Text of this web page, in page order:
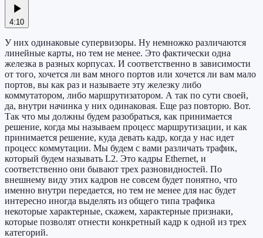
4:10
У них одинаковые супервизоры. Ну немножко различаются
линейные карты, но тем не менее. Это фактически одна
железка в разных корпусах. И соответственно в зависимости
от того, хочется ли вам много портов или хочется ли вам мало
портов, вы как раз и называете эту железку либо
коммутатором, либо маршрутизатором. А так по сути своей,
да, внутри начинка у них одинаковая. Еще раз повторю. Вот.
Так что мы должны будем разобраться, как принимается
решение, когда мы называем процесс маршрутизации, и как
принимается решение, куда девать кадр, когда у нас идет
процесс коммутации. Мы будем с вами различать трафик,
который будем называть L2. Это кадры Ethernet, и
соответственно они бывают трех разновидностей. По
внешнему виду этих кадров не совсем будет понятно, что
именно внутри передается, но тем не менее для нас будет
интересно иногда выделять из общего типа трафика
некоторые характерные, скажем, характерные признаки,
которые позволят отнести конкретный кадр к одной из трех
категорий.